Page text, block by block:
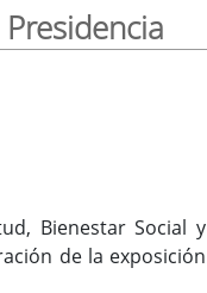
Bienestar Social y
de la exposición